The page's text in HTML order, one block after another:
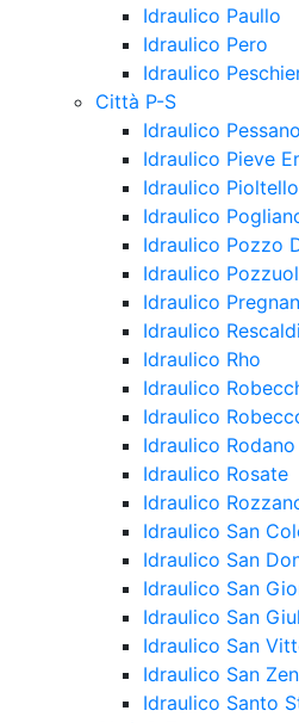
Idraulico Paullo
Idraulico Pero
Idraulico
Città P-S
Idraulico
Idraulico Pieve
Idraulico Pioltello
Idraulico
Idraulico Pozzo
Idraulico
Idraulico
Idraulico
Idraulico Rho
Idraulico
Idraulico
Idraulico Rodano
Idraulico Rosate
Idraulico
Idraulico San
Idraulico San
Idraulico San
Idraulico San
Idraulico San
Idraulico San
Idraulico Santo